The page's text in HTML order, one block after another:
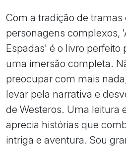
Com a tradição de tramas
personagens complexos,
Espadas' é o livro perfeito
uma imersão completa.
preocupar com mais
levar pela narrativa e
de Westeros. Uma leitura
aprecia histórias que
intriga e aventura. Sou